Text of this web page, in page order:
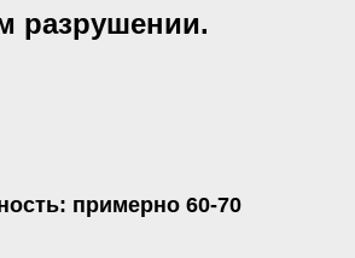
разрушении.
примерно 60-70